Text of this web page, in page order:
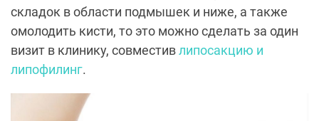
складок в области подмышек и ниже, а также
омолодить кисти, то это можно сделать за один
визит в клинику, совместивлипосакцию и
липофилинг.